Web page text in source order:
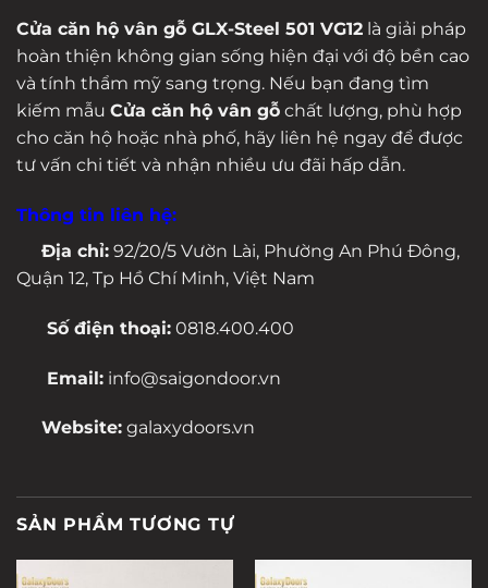
Cửa căn hộ vân gỗ GLX-Steel 501 VG12 là giải pháp
hoàn thiện không gian sống hiện đại với độ bền cao
và tính thẩm mỹ sang trọng. Nếu bạn đang tìm
kiếm mẫu Cửa căn hộ vân gỗ chất lượng, phù hợp
cho căn hộ hoặc nhà phố, hãy liên hệ ngay để được
tư vấn chi tiết và nhận nhiều ưu đãi hấp dẫn.
Thông tin liên hệ:
Địa chỉ: 92/20/5 Vườn Lài, Phường An Phú Đông,
Quận 12, Tp Hồ Chí Minh, Việt Nam
Số điện thoại: 0818.400.400
Email: info@saigondoor.vn
Website: galaxydoors.vn
SẢN PHẨM TƯƠNG TỰ